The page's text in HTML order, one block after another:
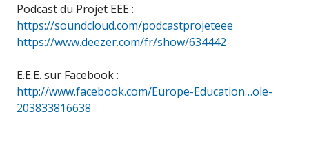
Podcast du Projet EEE :
https://soundcloud.com/podcastprojeteee
https://www.deezer.com/fr/show/634442
E.E.E. sur Facebook :
http://www.facebook.com/Europe-Education…ole-
203833816638